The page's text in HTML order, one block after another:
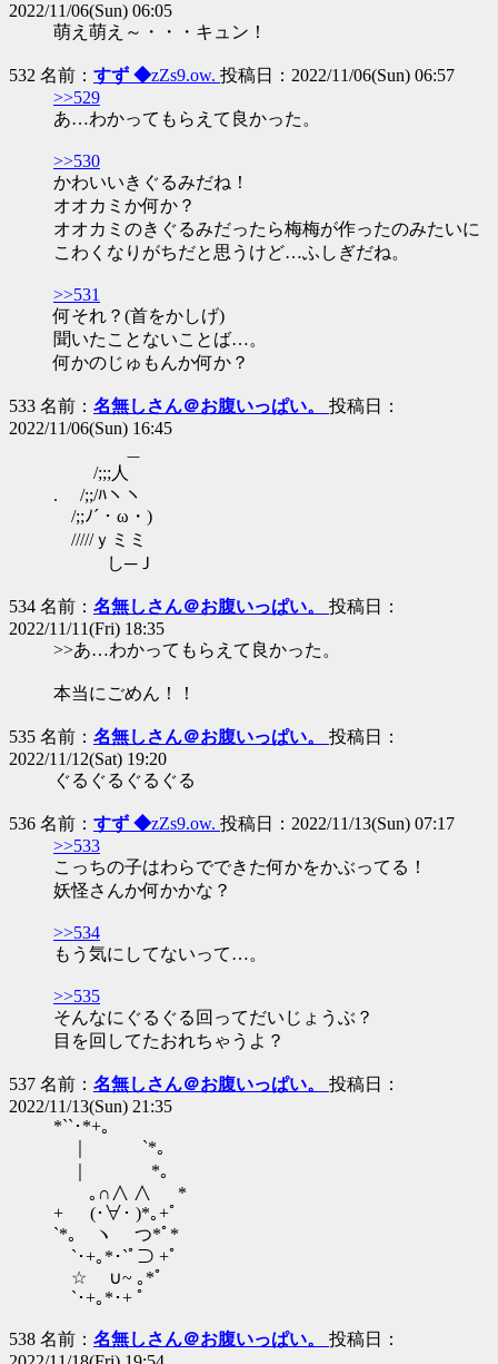
2022/11/06(Sun) 06:05
萌え萌え～・・・キュン！
532 名前： すず ◆zZs9.ow. 投稿日：2022/11/06(Sun) 06:57
>>529
あ…わかってもらえて良かった。
>>530
かわいいきぐるみだね！
オオカミか何か？
オオカミのきぐるみだったら梅梅が作ったのみたいに
こわくなりがちだと思うけど…ふしぎだね。
>>531
何それ？(首をかしげ)
聞いたことないことば…。
何かのじゅもんか何か？
533 名前： 名無しさん＠お腹いっぱい。 投稿日：
2022/11/06(Sun) 16:45
/;;;人
. /;;/ﾊヽヽ
/;;ﾉ´・ω・)ゞ
/////ｙミミ
し─Ｊ
534 名前： 名無しさん＠お腹いっぱい。 投稿日：
2022/11/11(Fri) 18:35
>>あ…わかってもらえて良かった。
本当にごめん！！
535 名前： 名無しさん＠お腹いっぱい。 投稿日：
2022/11/12(Sat) 19:20
ぐるぐるぐるぐる
536 名前： すず ◆zZs9.ow. 投稿日：2022/11/13(Sun) 07:17
>>533
こっちの子はわらでできた何かをかぶってる！
妖怪さんか何かかな？
>>534
もう気にしてないって…。
>>535
そんなにぐるぐる回ってだいじょうぶ？
目を回してたおれちゃうよ？
537 名前： 名無しさん＠お腹いっぱい。 投稿日：
2022/11/13(Sun) 21:35
*``･*+。
｜ `*｡
｜ *｡
｡∩∧ ∧ *
+ (･∀･ )*｡+ﾟ
`*｡ ヽ つ*ﾟ*
`･+｡*･`ﾟ⊃ +ﾟ
☆ ∪~ ｡*ﾟ
`･+｡*･+ ﾟ
538 名前： 名無しさん＠お腹いっぱい。 投稿日：